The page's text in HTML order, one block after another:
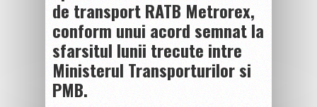
de transport RATB Metrorex,
conform unui acord semnat la
sfarsitul lunii trecute intre
Ministerul Transporturilor si
PMB.